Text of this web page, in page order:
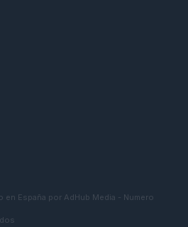
España por AdHub Media - Numero